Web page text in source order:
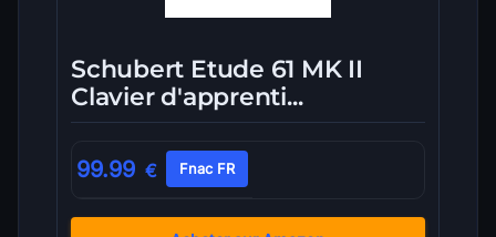
Schubert Etude 61 MK II
Clavier d'apprenti...
99.99 € Fnac FR